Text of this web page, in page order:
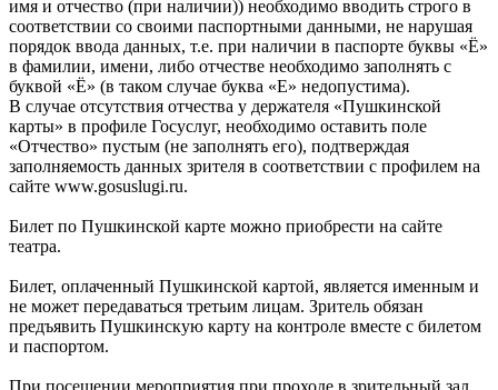
имя и отчество (при наличии)) необходимо вводить строго в
соответствии со своими паспортными данными, не нарушая
порядок ввода данных, т.е. при наличии в паспорте буквы «Ё»
в фамилии, имени, либо отчестве необходимо заполнять с
буквой «Ё» (в таком случае буква «Е» недопустима).
В случае отсутствия отчества у держателя «Пушкинской
карты» в профиле Госуслуг, необходимо оставить поле
«Отчество» пустым (не заполнять его), подтверждая
заполняемость данных зрителя в соответствии с профилем на
сайте www.gosuslugi.ru.
Билет по Пушкинской карте можно приобрести на сайте
театра.
Билет, оплаченный Пушкинской картой, является именным и
не может передаваться третьим лицам. Зритель обязан
предъявить Пушкинскую карту на контроле вместе с билетом
и паспортом.